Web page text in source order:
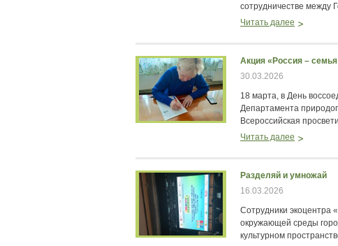
сотрудничестве между
Читать далее
Акция «Россия –
30.03.2026
18 марта, в День
Департамента
Всероссийская
Читать далее
Разделяй и умножай
16.03.2026
Сотрудники экоцентра
окружающей среды
культурном